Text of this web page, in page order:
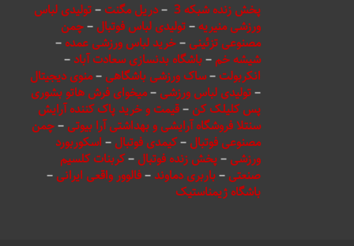
پخش زنده شبکه 3 –دریل مگنت–تولیدی لباس
ورزشی منیریه–تولیدی لباس فوتبال –چمن
مصنوعی تزئینی –خرید لباس ورزشی عمده–
شیشه خم–باشگاه بدنسازی سعادت آباد –
انکربولت–ساک ورزشی باشگاهی –منوی دیجیتال
–تولیدی لباس ورزشی –میخوای فرش هاتو بشوری
پس کلیلک کن –قیمت و خرید پاک کننده آرایش
سنتلا فروشگاه آرایشی و بهداشتی آرا بیوتی –چمن
مصنوعی فوتبال –کیمدی فوتبال – اسکوربورد
ورزشی –پخش زنده فوتبال –کربنات کلسیم
صنعتی –باربری دماوند–فالوور واقعی ایرانی –
باشگاه ژیمناستیک